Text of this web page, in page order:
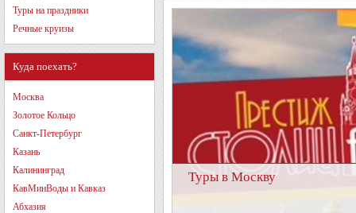
Туры на праздники
Речные круизы
Куда поехать?
Москва
Золотое Кольцо
Санкт-Петербург
Казань
Калининград
КавМинВоды и Кавказ
Абхазия
Туры в Москву